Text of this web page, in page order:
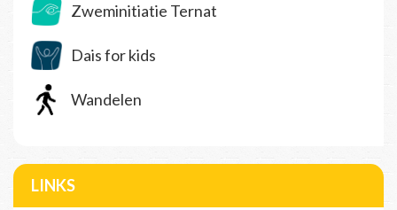
Zweminitiatie Ternat
Dais for kids
Wandelen
LINKS